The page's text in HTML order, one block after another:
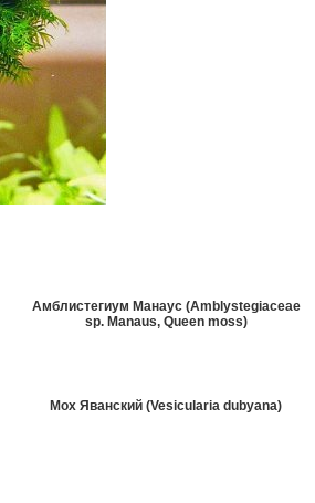
Амблистегиум Манаус (Amblystegiaceae
sp. Manaus, Queen moss)
Мох Яванский (Vesicularia dubyana)